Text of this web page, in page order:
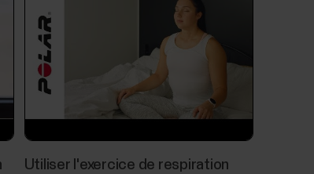
et la qualité de votre sommeil, et
Elle regroupe le temps de sommeil et
: le score du sommeil. Le score du
Utiliser l'exercice de respiration